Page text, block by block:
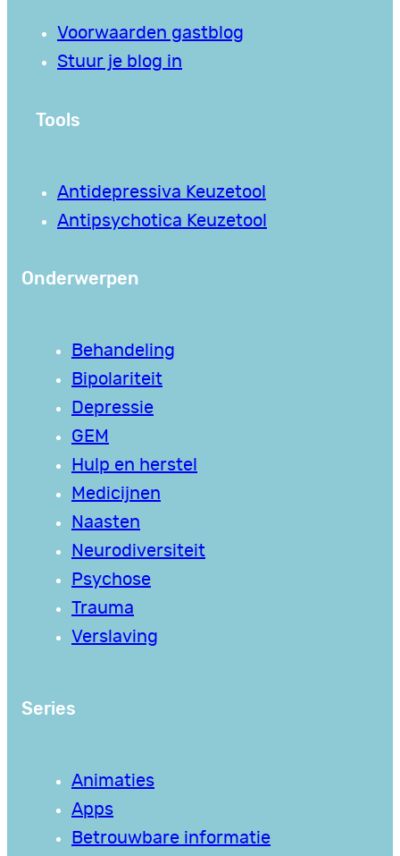
Voorwaarden gastblog
Stuur je blog in
Tools
Antidepressiva Keuzetool
Antipsychotica Keuzetool
Onderwerpen
Behandeling
Bipolariteit
Depressie
GEM
Hulp en herstel
Medicijnen
Naasten
Neurodiversiteit
Psychose
Trauma
Verslaving
Series
Animaties
Apps
Betrouwbare informatie